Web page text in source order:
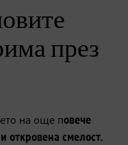
през
на още повече
откровена смелост.